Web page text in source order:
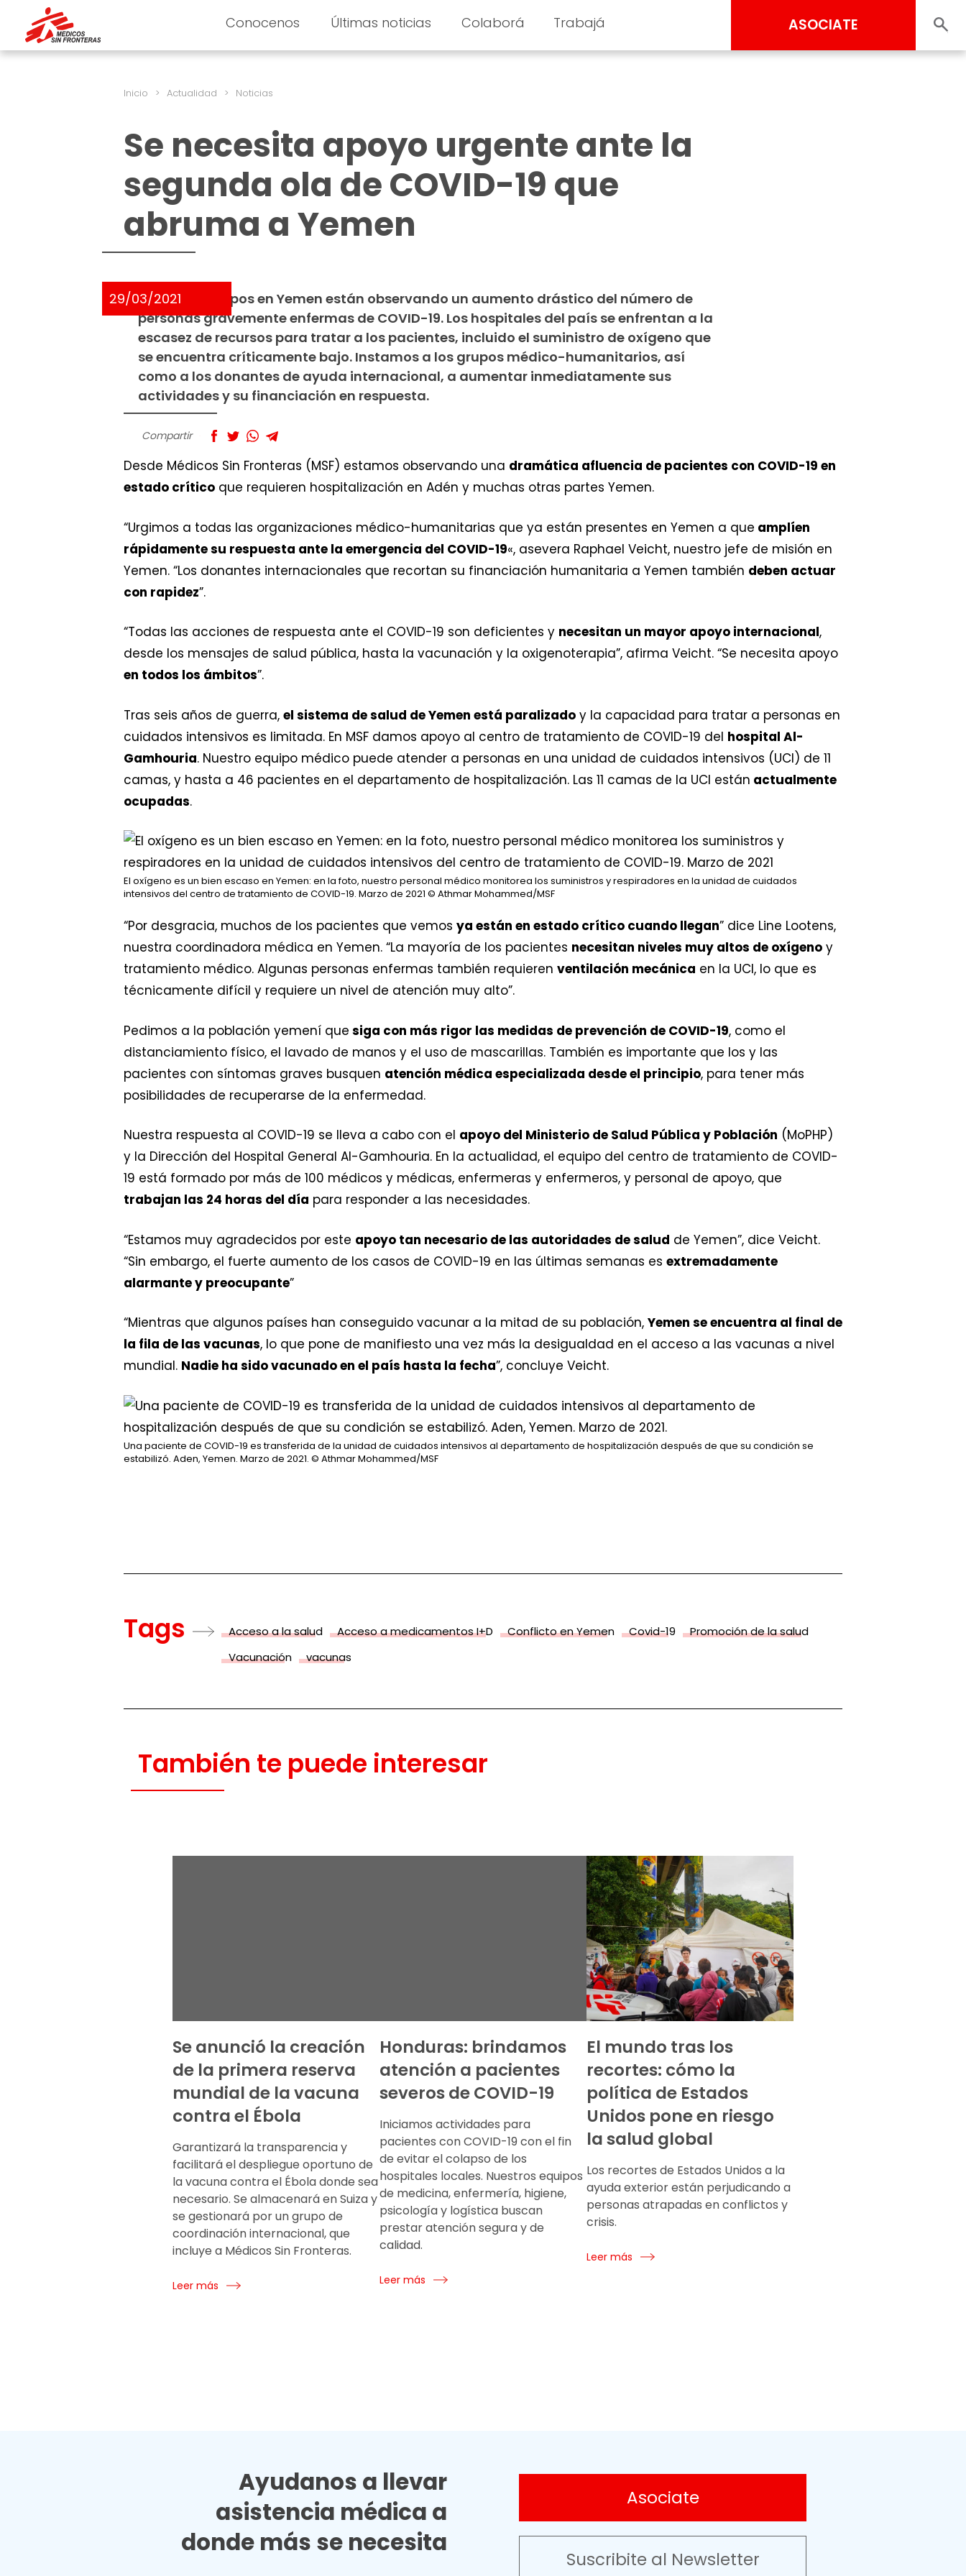
Conocenos Últimas noticias Colaborá Trabajá ASOCIATE
Inicio > Actualidad > Noticias
Se necesita apoyo urgente ante la
segunda ola de COVID-19 que
abruma a Yemen
29/03/2021
Nuestros equipos en Yemen están observando un aumento drástico del número de
personas gravemente enfermas de COVID-19. Los hospitales del país se enfrentan a la
escasez de recursos para tratar a los pacientes, incluido el suministro de oxígeno que
se encuentra críticamente bajo. Instamos a los grupos médico-humanitarios, así
como a los donantes de ayuda internacional, a aumentar inmediatamente sus
actividades y su financiación en respuesta.
Compartir
Desde Médicos Sin Fronteras (MSF) estamos observando una dramática afluencia de pacientes con COVID-19 en
estado crítico que requieren hospitalización en Adén y muchas otras partes Yemen.
“Urgimos a todas las organizaciones médico-humanitarias que ya están presentes en Yemen a que amplíen
rápidamente su respuesta ante la emergencia del COVID-19«, asevera Raphael Veicht, nuestro jefe de misión en
Yemen. “Los donantes internacionales que recortan su financiación humanitaria a Yemen también deben actuar
con rapidez”.
“Todas las acciones de respuesta ante el COVID-19 son deficientes y necesitan un mayor apoyo internacional,
desde los mensajes de salud pública, hasta la vacunación y la oxigenoterapia”, afirma Veicht. “Se necesita apoyo
en todos los ámbitos”.
Tras seis años de guerra, el sistema de salud de Yemen está paralizado y la capacidad para tratar a personas en
cuidados intensivos es limitada. En MSF damos apoyo al centro de tratamiento de COVID-19 del hospital Al-
Gamhouria. Nuestro equipo médico puede atender a personas en una unidad de cuidados intensivos (UCI) de 11
camas, y hasta a 46 pacientes en el departamento de hospitalización. Las 11 camas de la UCI están actualmente
ocupadas.
El oxígeno es un bien escaso en Yemen: en la foto, nuestro personal médico monitorea los suministros y respiradores en la unidad de cuidados
intensivos del centro de tratamiento de COVID-19. Marzo de 2021 © Athmar Mohammed/MSF
“Por desgracia, muchos de los pacientes que vemos ya están en estado crítico cuando llegan” dice Line Lootens,
nuestra coordinadora médica en Yemen. “La mayoría de los pacientes necesitan niveles muy altos de oxígeno y
tratamiento médico. Algunas personas enfermas también requieren ventilación mecánica en la UCI, lo que es
técnicamente difícil y requiere un nivel de atención muy alto”.
Pedimos a la población yemení que siga con más rigor las medidas de prevención de COVID-19, como el
distanciamiento físico, el lavado de manos y el uso de mascarillas. También es importante que los y las
pacientes con síntomas graves busquen atención médica especializada desde el principio, para tener más
posibilidades de recuperarse de la enfermedad.
Nuestra respuesta al COVID-19 se lleva a cabo con el apoyo del Ministerio de Salud Pública y Población (MoPHP)
y la Dirección del Hospital General Al-Gamhouria. En la actualidad, el equipo del centro de tratamiento de COVID-
19 está formado por más de 100 médicos y médicas, enfermeras y enfermeros, y personal de apoyo, que
trabajan las 24 horas del día para responder a las necesidades.
“Estamos muy agradecidos por este apoyo tan necesario de las autoridades de salud de Yemen”, dice Veicht.
“Sin embargo, el fuerte aumento de los casos de COVID-19 en las últimas semanas es extremadamente
alarmante y preocupante”
“Mientras que algunos países han conseguido vacunar a la mitad de su población, Yemen se encuentra al final de
la fila de las vacunas, lo que pone de manifiesto una vez más la desigualdad en el acceso a las vacunas a nivel
mundial. Nadie ha sido vacunado en el país hasta la fecha”, concluye Veicht.
Una paciente de COVID-19 es transferida de la unidad de cuidados intensivos al departamento de hospitalización después de que su condición se
estabilizó. Aden, Yemen. Marzo de 2021. © Athmar Mohammed/MSF
Tags Acceso a la salud Acceso a medicamentos I+D Conflicto en Yemen Covid-19
Promoción de la salud
Vacunación
vacunas
También te puede interesar
Se anunció la creación
de la primera reserva
mundial de la vacuna
contra el Ébola
Garantizará la transparencia y
facilitará el despliegue oportuno de
la vacuna contra el Ébola donde sea
necesario. Se almacenará en Suiza y
se gestionará por un grupo de
coordinación internacional, que
incluye a Médicos Sin Fronteras.
Leer más
Honduras: brindamos
atención a pacientes
severos de COVID-19
Iniciamos actividades para
pacientes con COVID-19 con el fin
de evitar el colapso de los
hospitales locales. Nuestros equipos
de medicina, enfermería, higiene,
psicología y logística buscan
prestar atención segura y de
calidad.
Leer más
El mundo tras los
recortes: cómo la
política de Estados
Unidos pone en riesgo
la salud global
Los recortes de Estados Unidos a la
ayuda exterior están perjudicando a
personas atrapadas en conflictos y
crisis.
Leer más
Ayudanos a llevar
asistencia médica a
donde más se necesita
Asociate
Suscribite al Newsletter